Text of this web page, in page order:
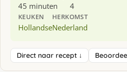
45 minuten 4
KEUKEN
Hollandse
HERKOMST
Nederland
Direct naar recept ↓